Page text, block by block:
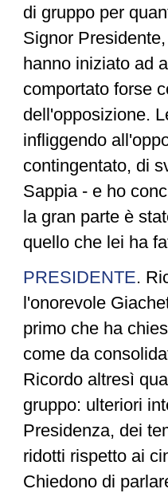
di gruppo per
Signor
hanno iniziato ad
comportato forse
dell'opposizione.
infliggendo
contingentato, di
Sappia - e ho
la gran parte è
quello che lei ha
PRESIDENTE.
l'onorevole
primo che ha
come da
Ricordo altresì
gruppo: ulteriori
Presidenza, dei
ridotti rispetto ai
Chiedono di